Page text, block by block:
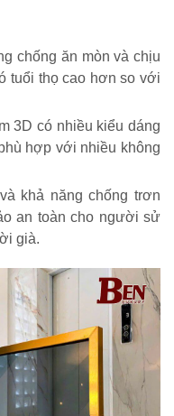
chống ăn mòn và chịu
tuổi thọ cao hơn so với
3D có nhiều kiểu dáng
hợp với nhiều không
khả năng chống trơn
an toàn cho người sử
già.